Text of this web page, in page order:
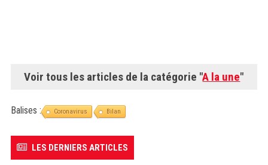
Voir tous les articles de la catégorie "A la une"
Balises : Coronavirus Bilan
LES DERNIERS ARTICLES